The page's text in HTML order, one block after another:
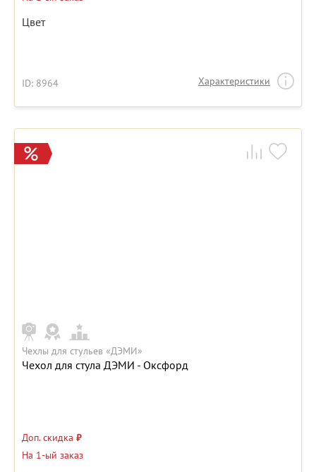
Цвет
ID: 8964 Характеристики
Чехлы для стульев «ДЭМИ»
Чехол для стула ДЭМИ - Оксфорд
Доп. скидка ₽
На 1-ый заказ